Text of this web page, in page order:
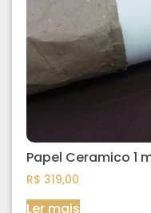
Papel Ceramico 1
R$ 319,00
Ler mais